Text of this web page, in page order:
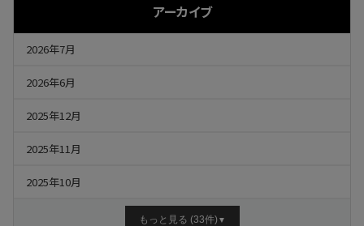
アーカイブ
2026年7月
2026年6月
2025年12月
2025年11月
2025年10月
もっと見る (33件) ▼